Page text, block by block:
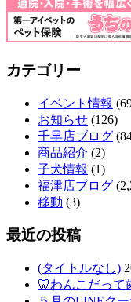
カテゴリー
イベント情報
お知らせ (126)
千早店ブログ
商品紹介 (2)
子犬情報 (1)
福津店ブログ
移動 (3)
最近の投稿
(タイトルなし)
🦷わんこだって